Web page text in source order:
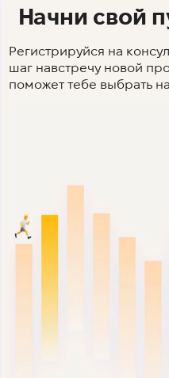
Начни свой
Регистрируйся на
шаг навстречу новой
поможет тебе выбрать